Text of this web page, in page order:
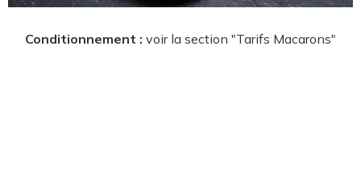
Conditionnement : voir la section "Tarifs Macarons"